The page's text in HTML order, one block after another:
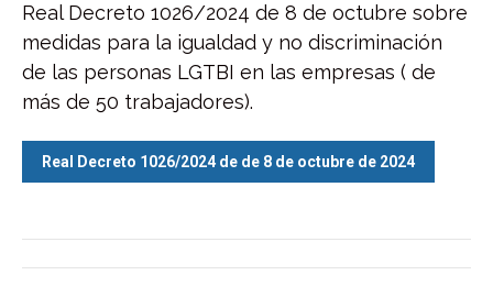
Real Decreto 1026/2024 de 8 de octubre sobre
medidas para la igualdad y no discriminación
de las personas LGTBI en las empresas ( de
más de 50 trabajadores).
Real Decreto 1026/2024 de de 8 de octubre de 2024
Navegación